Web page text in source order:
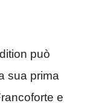
può
sua prima
e